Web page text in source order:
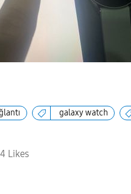
galaxy watch
4 Likes